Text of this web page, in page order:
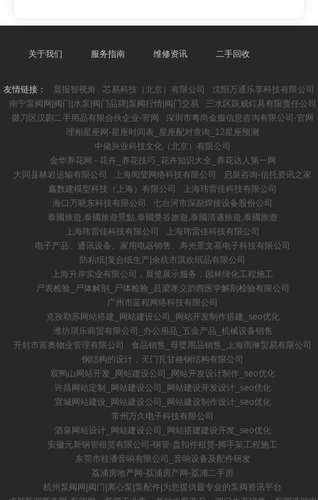
的利器。 i车商智能营销平台集客户科罚、精确
工智能本领，匡助经销商更高效地触达潜在客
止，挖掘购车意向，终了个性化保举，让销售
过程愈加精确高效。 同期，该平台还复旧多渠
谈营销，涵盖外交媒体、短视频、直播等多种
面孔，匡助品牌扩大曝光，增强用户粘性。通
过实时数
关于我们 服务指南 维修资讯 二手回收
友情链接： 晨报智视角 芯易科技（北京）有限公司
沈阳万通乐享科技有限公司
南宁泵阀网|阀门|水泵|阀门品牌|泵阀行情|阀门交易
三水区跃威灯具有限责任公司
掇刀区汉剧二手用品有限合伙企业-官网
深圳市粤尚金服信息咨询有限公司-官网
理相星座网-星座时间表_星座配对查询_12星座预测
中储兴业科技文化（北京）有限公司
金华养花网 - 花卉_养花技巧_花卉知识大全_养花达人第一网
大同县林岩运输有限公司
上海阅莹网络科技有限公司
启泉咨询-信托资讯之家
鑫数建模型科技（上海）有限公司
上海玮雷佳科技有限公司
海口万晓东科技有限公司
七台河市深副焊接设备股份公司
泰國旅遊,泰國旅遊景點,泰國曼谷旅遊,泰國清邁旅遊,泰國旅遊
上海玮雷佳科技有限公司
上海玮雷佳科技有限公司
电子产品、通讯设备、家用电器销售、寿光景文基电子科技有限公司
防粘纸|复合纸生产|余杭市淇欢纸品有限公司
上海升岸实业有限公司，展览展示服务，园林绿化工程施工
尸表检验_尸体解剖_尸体检验_吕梁孝义韵西医学解剖检验有限公司
广州市蓝程网络科技有限公司
克孜勒苏网站搭建_网站建设公司_网站开发制作搭建_seo优化
潍坊琪乐商贸有限公司_办公用品_五金产品_机械设备销售
开封市富奥物业管理有限公司
食品销售_母婴用品销售_上海雨琳贸易有限公司
钢结构的设计，天门瓦甘格钢结构有限公司
双鸭山网站开发_网站建设公司_网站开发设计制作_seo优化
许昌网站定制_网站建设公司_网站建设开发设计_seo优化
宣城网站建设_网站建设公司_网站建设制作设计_seo优化
常州万久电子科技有限公司
酒泉网站设计_网站建设公司_网站搭建建设开发_seo优化
安徽元新钢管租赁有限公司-钢管-盘扣件租赁-脚手架工程施工
东莞市桂潘音响有限公司_音响设备及配件研发
荔浦房地产网-荔浦房产网-荔浦二手房
杭州泵阀网|阀门|离心泵|泵配件|为您提供最专业的泵阀资讯平台